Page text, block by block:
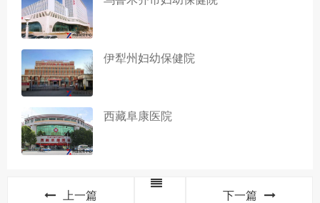
伊犁州妇幼保健院
西藏阜康医院
上一篇 下一篇